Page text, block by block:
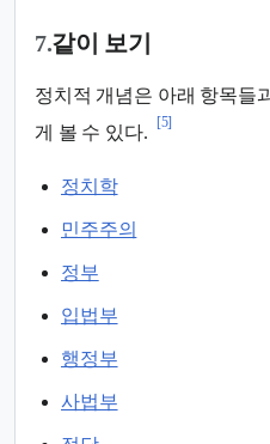
7.같이 보기
정치적 개념은 아래 항목들
게 볼 수 있다.
[5]
정치학
민주주의
정부
입법부
행정부
사법부